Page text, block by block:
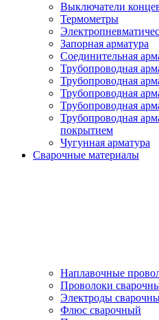
Выключатели
Термометры
Запорная арматура
Соединительная
Трубопроводная
Трубопроводная
Трубопроводная
Трубопроводная
Трубопроводная
покрытием
Чугунная арматура
Сварочные материалы
Наплавочные
Проволоки
Электроды
Флюс сварочный